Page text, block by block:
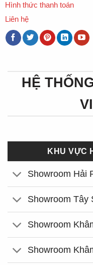
Hình thức thanh toán
Liên hệ
HỆ
KHU VỰC
Showroom Hải
Showroom Tây
Showroom
Showroom